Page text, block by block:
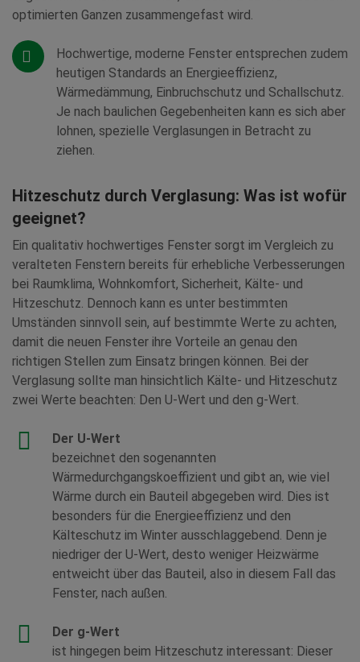
optimierten Ganzen zusammengefast wird.
Hochwertige, moderne Fenster entsprechen zudem
heutigen Standards an Energieeffizienz,
Wärmedämmung, Einbruchschutz und Schallschutz.
Je nach baulichen Gegebenheiten kann es sich aber
lohnen, spezielle Verglasungen in Betracht zu
ziehen.
Hitzeschutz durch Verglasung: Was ist wofür
geeignet?
Ein qualitativ hochwertiges Fenster sorgt im Vergleich zu
veralteten Fenstern bereits für erhebliche Verbesserungen
bei Raumklima, Wohnkomfort, Sicherheit, Kälte- und
Hitzeschutz. Dennoch kann es unter bestimmten
Umständen sinnvoll sein, auf bestimmte Werte zu achten,
damit die neuen Fenster ihre Vorteile an genau den
richtigen Stellen zum Einsatz bringen können. Bei der
Verglasung sollte man hinsichtlich Kälte- und Hitzeschutz
zwei Werte beachten: Den U-Wert und den g-Wert.
Der U-Wert
bezeichnet den sogenannten
Wärmedurchgangskoeffizient und gibt an, wie viel
Wärme durch ein Bauteil abgegeben wird. Dies ist
besonders für die Energieeffizienz und den
Kälteschutz im Winter ausschlaggebend. Denn je
niedriger der U-Wert, desto weniger Heizwärme
entweicht über das Bauteil, also in diesem Fall das
Fenster, nach außen.
Der g-Wert
ist hingegen beim Hitzeschutz interessant: Dieser